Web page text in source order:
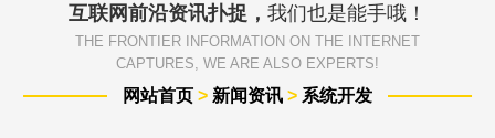
互联网前沿资讯扑捉， 我们也是能手哦！
THE FRONTIER INFORMATION ON THE INTERNET
CAPTURES, WE ARE ALSO EXPERTS!
网站首页 > 新闻资讯 > 系统开发